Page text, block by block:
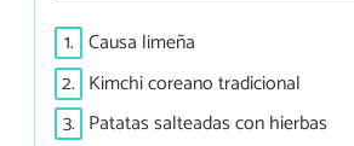
1. Causa limeña
2. Kimchi coreano tradicional
3. Patatas salteadas con hierbas